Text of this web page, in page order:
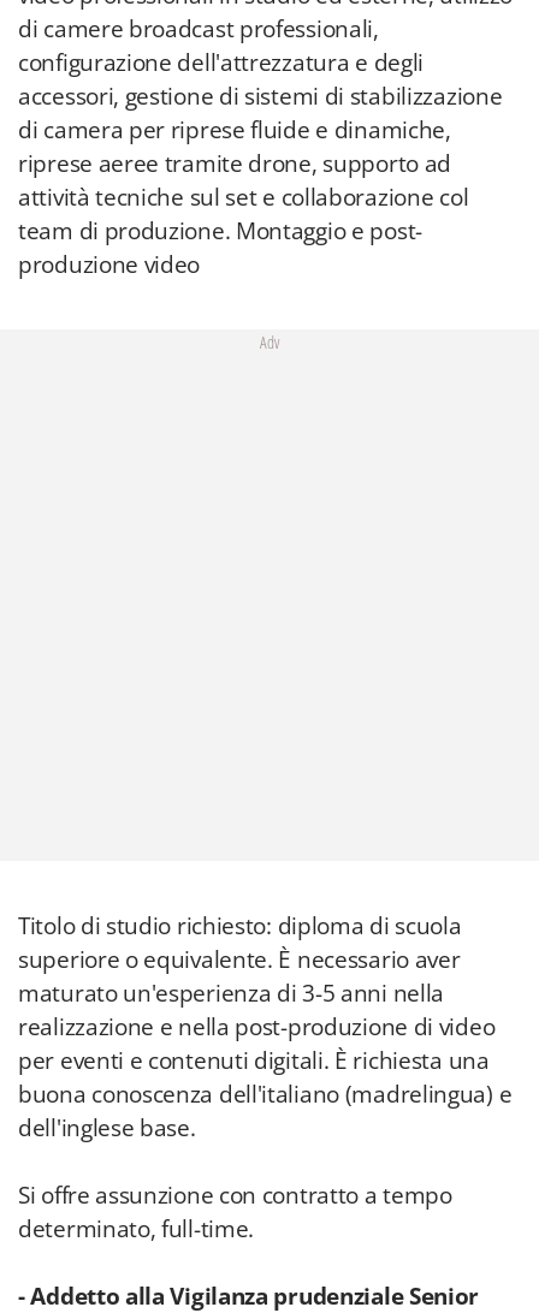
di camere broadcast professionali,
configurazione dell'attrezzatura e degli
accessori, gestione di sistemi di stabilizzazione
di camera per riprese fluide e dinamiche,
riprese aeree tramite drone, supporto ad
attività tecniche sul set e collaborazione col
team di produzione. Montaggio e post-
produzione video
Adv
Titolo di studio richiesto: diploma di scuola
superiore o equivalente. È necessario aver
maturato un'esperienza di 3-5 anni nella
realizzazione e nella post-produzione di video
per eventi e contenuti digitali. È richiesta una
buona conoscenza dell'italiano (madrelingua) e
dell'inglese base.
Si offre assunzione con contratto a tempo
determinato, full-time.
- Addetto alla Vigilanza prudenziale Senior